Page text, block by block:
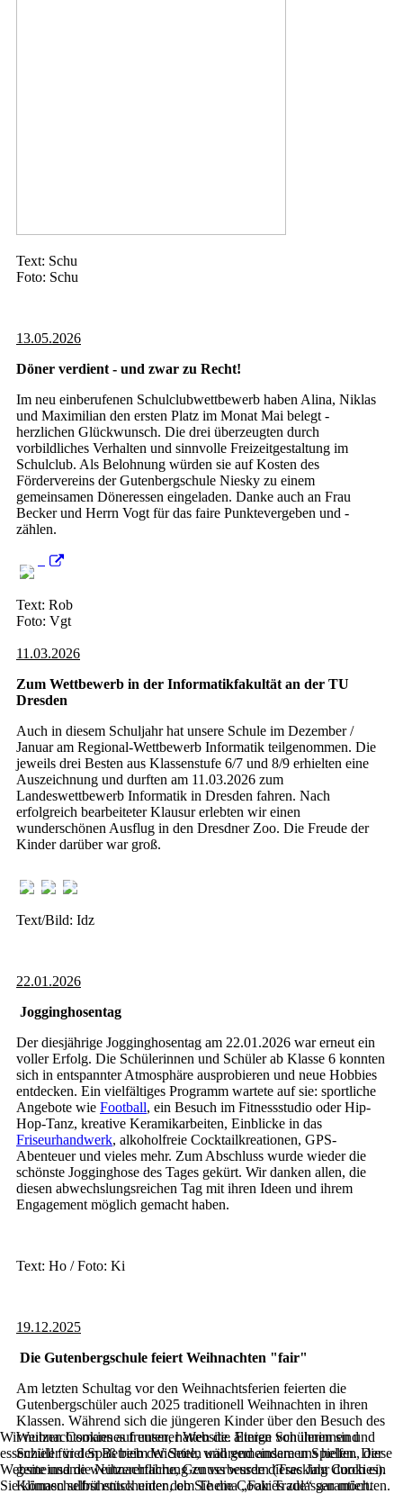
Text: Schu
Foto: Schu
13.05.2026
Döner verdient - und zwar zu Recht!
Im neu einberufenen Schulclubwettbewerb haben Alina, Niklas
und Maximilian den ersten Platz im Monat Mai belegt -
herzlichen Glückwunsch. Die drei überzeugten durch
vorbildliches Verhalten und sinnvolle Freizeitgestaltung im
Schulclub. Als Belohnung würden sie auf Kosten des
Fördervereins der Gutenbergschule Niesky zu einem
gemeinsamen Döneressen eingeladen. Danke auch an Frau
Becker und Herrn Vogt für das faire Punktevergeben und -
zählen.
Text: Rob
Foto: Vgt
11.03.2026
Zum Wettbewerb in der Informatikfakultät an der TU
Dresden
Auch in diesem Schuljahr hat unsere Schule im Dezember /
Januar am Regional-Wettbewerb Informatik teilgenommen. Die
jeweils drei Besten aus Klassenstufe 6/7 und 8/9 erhielten eine
Auszeichnung und durften am 11.03.2026 zum
Landeswettbewerb Informatik in Dresden fahren. Nach
erfolgreich bearbeiteter Klausur erlebten wir einen
wunderschönen Ausflug in den Dresdner Zoo. Die Freude der
Kinder darüber war groß.
Text/Bild: Idz
22.01.2026
Jogginghosentag
Der diesjährige Jogginghosentag am 22.01.2026 war erneut ein
voller Erfolg. Die Schülerinnen und Schüler ab Klasse 6 konnten
sich in entspannter Atmosphäre ausprobieren und neue Hobbies
entdecken. Ein vielfältiges Programm wartete auf sie: sportliche
Angebote wie Football, ein Besuch im Fitnessstudio oder Hip-
Hop-Tanz, kreative Keramikarbeiten, Einblicke in das
Friseurhandwerk, alkoholfreie Cocktailkreationen, GPS-
Abenteuer und vieles mehr. Zum Abschluss wurde wieder die
schönste Jogginghose des Tages gekürt. Wir danken allen, die
diesen abwechslungsreichen Tag mit ihren Ideen und ihrem
Engagement möglich gemacht haben.
Text: Ho / Foto: Ki
19.12.2025
Die Gutenbergschule feiert Weihnachten "fair"
Am letzten Schultag vor den Weihnachtsferien feierten die
Gutenbergschüler auch 2025 traditionell Weihnachten in ihren
Klassen. Während sich die jüngeren Kinder über den Besuch des
Weihnachtsmannes freuten, hatten die älteren Schülerinnen und
Schüler viel Spaß beim Wichteln und gemeinsamen Spielen. Der
gemeinsame weihnachtliche, Genuss wurde dieses Jahr durch ein
Klimaschulfrühstück unter dem Thema „Fair Trade“ garantiert.
Wir nutzen Cookies auf unserer Website. Einige von ihnen sind
essenziell für den Betrieb der Seite, während andere uns helfen, diese
Website und die Nutzererfahrung zu verbessern (Tracking Cookies).
Sie können selbst entscheiden, ob Sie die Cookies zulassen möchten.